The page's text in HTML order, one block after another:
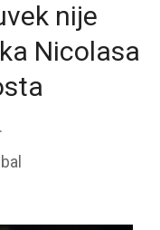
nije
Nicolasa